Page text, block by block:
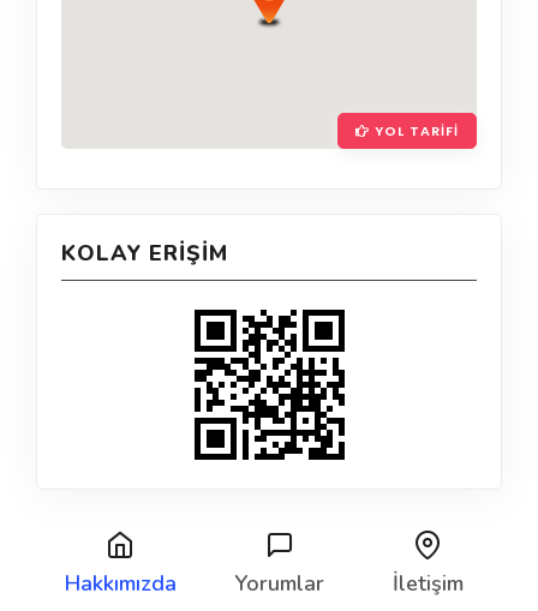
YOL TARIFI
KOLAY ERIŞIM
Hakkımızda Yorumlar İletişim